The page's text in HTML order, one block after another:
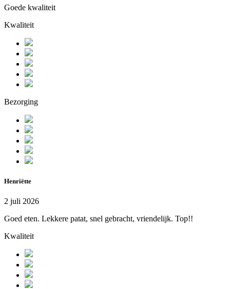
Goede kwaliteit
Kwaliteit
Bezorging
Henriëtte
2 juli 2026
Goed eten. Lekkere patat, snel gebracht, vriendelijk. Top!!
Kwaliteit